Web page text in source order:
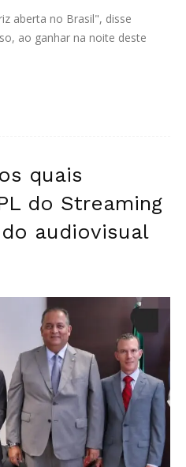
aberta no Brasil", disse
ao ganhar na noite deste
quais
do Streaming
audiovisual